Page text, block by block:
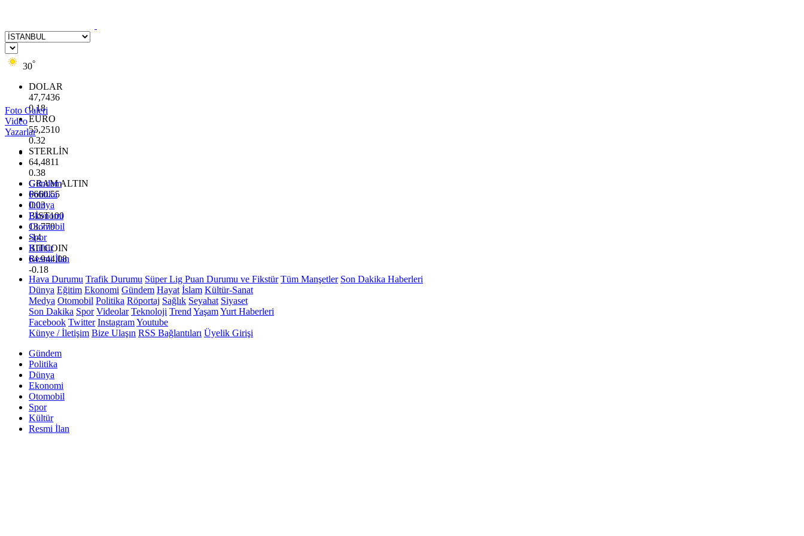
30°
DOLAR
47,7436
0.18
EURO
55,2510
0.32
STERLİN
64,4811
0.38
GRAM ALTIN
6660.55
0.03
BİST100
13.779
-14
BITCOIN
64.944,08
-0.18
Foto Galeri
Video
Yazarlar
Gündem
Politika
Dünya
Ekonomi
Otomobil
Spor
Kültür
Resmi İlan
Hava Durumu Trafik Durumu Süper Lig Puan Durumu ve Fikstür Tüm Manşetler Son Dakika Haberleri
Dünya Eğitim Ekonomi Gündem Hayat İslam Kültür-Sanat
Medya Otomobil Politika Röportaj Sağlık Seyahat Siyaset
Son Dakika Spor Videolar Teknoloji Trend YaşamYurt Haberleri
Facebook Twitter InstagramYoutube
Künye / İletişim Bize Ulaşın RSS Bağlantıları Üyelik Girişi
Gündem
Politika
Dünya
Ekonomi
Otomobil
Spor
Kültür
Resmi İlan